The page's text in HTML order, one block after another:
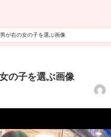
男が右の女の子を選ぶ画像
の子を選ぶ画像